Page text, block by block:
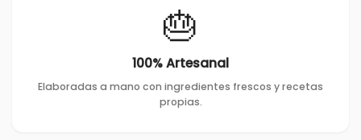
🎂
100% Artesanal
Elaboradas a mano con ingredientes frescos y recetas
propias.